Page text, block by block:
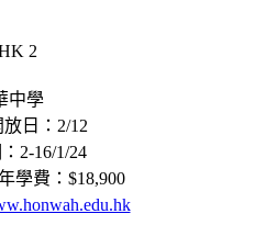
中學
日：2/12
2-16/1/24
學費：$18,900